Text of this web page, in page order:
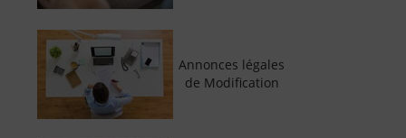
Annonces légales
de Modification